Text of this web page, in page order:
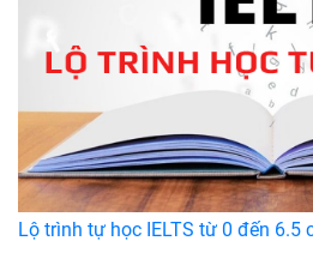
Lộ trình tự học IELTS từ 0 đến 6.5